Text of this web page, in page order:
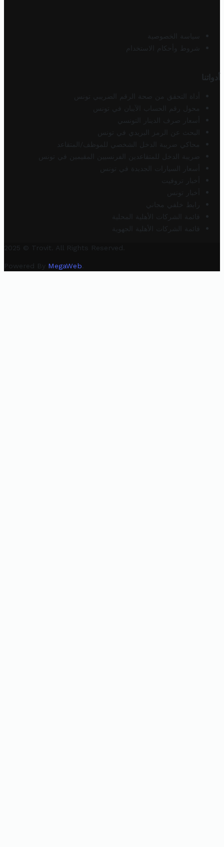
سياسة الخصوصية
شروط وأحكام الاستخدام
أدواتنا
أداة التحقق من صحة الرقم الضريبي تونس
محول رقم الحساب الآيبان في تونس
أسعار صرف الدينار التونسي
البحث عن الرمز البريدي في تونس
محاكي ضريبة الدخل الشخصي للموظف/المتقاعد
ضريبة الدخل للمتقاعدين الفرنسيين المقيمين في تونس
أسعار السيارات الجديدة في تونس
أخبار تروفيت
أخبار تونس
رابط خلفي مجاني
قائمة الشركات الأهلية المحلية
قائمة الشركات الأهلية الجهوية
2025 © Trovit. All Rights Reserved.
Powered By MegaWeb